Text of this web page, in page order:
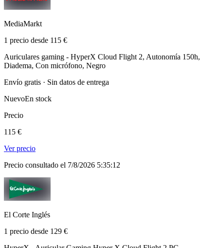
MediaMarkt
1 precio desde 115 €
Auriculares gaming - HyperX Cloud Flight 2, Autonomía 150h,
Diadema, Con micrófono, Negro
Envío gratis · Sin datos de entrega
NuevoEn stock
Precio
115 €
Ver precio
Precio consultado el 7/8/2026 5:35:12
El Corte Inglés
1 precio desde 129 €